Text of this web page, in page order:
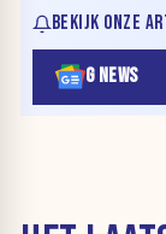
BEKIJK ONZE
G NEWS